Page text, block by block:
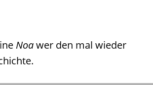
Noawer den mal wieder